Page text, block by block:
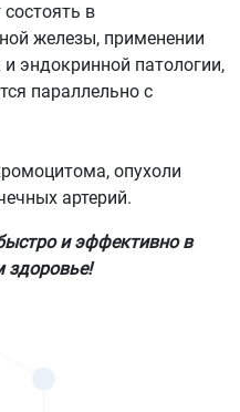
в
железы, применении
эндокринной патологии,
параллельно с
опухоли
артерий.
и эффективно в
здоровье!